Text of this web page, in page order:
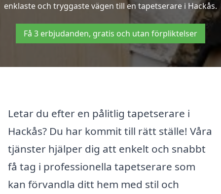
enklaste och tryggaste vägen till en tapetserare i Hackås.
Få 3 erbjudanden, gratis och utan förpliktelser
Letar du efter en pålitlig tapetserare i
Hackås? Du har kommit till rätt ställe! Våra
tjänster hjälper dig att enkelt och snabbt
få tag i professionella tapetserare som
kan förvandla ditt hem med stil och